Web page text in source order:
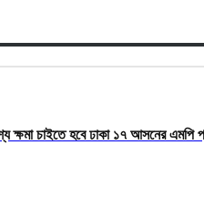
ক্ষমা চাইতে হবে ঢাকা ১৭ আসনের এমপি